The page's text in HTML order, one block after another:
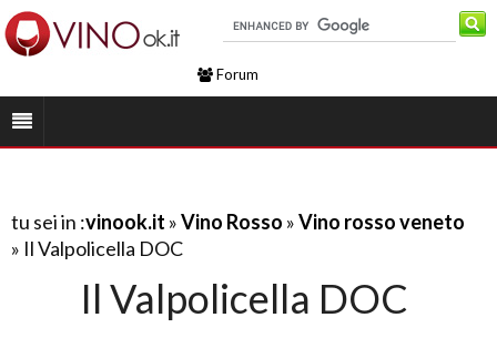
Forum
tu sei in :vinook.it »Vino Rosso »Vino rosso veneto
» Il Valpolicella DOC
Il Valpolicella DOC